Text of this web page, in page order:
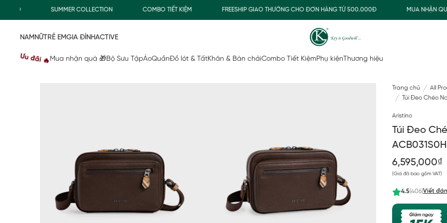
SUMMER COLLECTION COMBO TIẾT KIỆM FREESHIP GIAO THƯỜNG CHO ĐƠN HÀNG TỪ 500.000Đ MUA NHẬN QUÀ
NAMNỮTRẺ EMGIA ĐÌNHACTIVE
Ưu đãi 🔥 Mua nhận quà 🎁Bộ Sưu TậpÁoQuầnĐồ lót & TấtKhăn & Bàn chảiCombo Tiết KiệmPhụ kiện Thương hiệu
Trang chủ
All
Túi Đeo Chéo
Aristino
Túi Đeo
6,595,000₫
(Giá đã bao gồm VAT)
4.5(406)Viết